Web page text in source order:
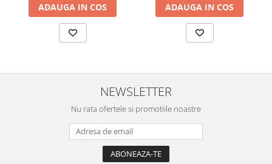
ADAUGA IN COS ADAUGA IN COS
NEWSLETTER
Nu rata ofertele si promotiile noastre